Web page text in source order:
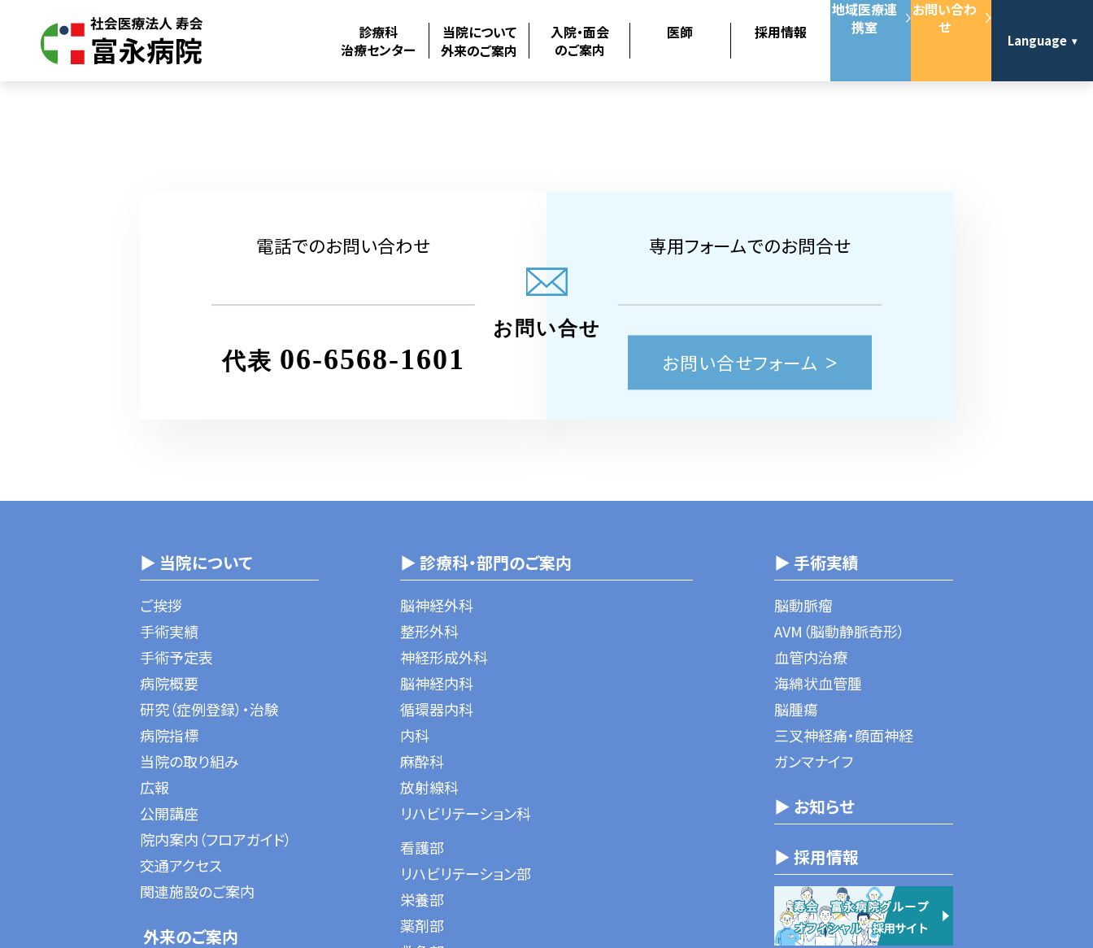
診療科
治療センター
当院について
外来のご案内
入院・面会
のご案内
医師 採用情報
地域医療連
携室
お問い合わ
せ
Language
電話でのお問い合わせ
代表 06-6568-1601
専用フォームでのお問合せ
お問い合せフォーム
お問い合せ
▶ 当院について
ご挨拶
手術実績
手術予定表
病院概要
研究（症例登録）・治験
病院指標
当院の取り組み
広報
公開講座
院内案内（フロアガイド）
交通アクセス
関連施設のご案内
外来のご案内
▶ 診療科・部門のご案内
脳神経外科
整形外科
神経形成外科
脳神経内科
循環器内科
内科
麻酔科
放射線科
リハビリテーション科
看護部
リハビリテーション部
栄養部
薬剤部
▶ 手術実績
脳動脈瘤
AVM（脳動静脈奇形）
血管内治療
海綿状血管腫
脳腫瘍
三叉神経痛・顔面神経
ガンマナイフ
▶ お知らせ
▶ 採用情報